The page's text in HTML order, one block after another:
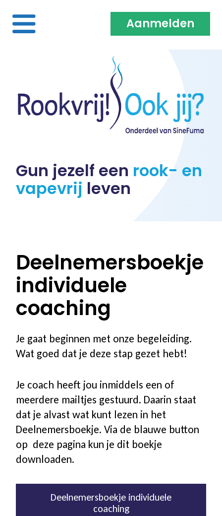
Home
Over ons
Medewerkers & Coaches
Heb je een klacht?
Ons programma
Stoppen met roken
Stoppen met vapen
Coaching in groepsverband
Coaching voor jongeren
Coaching in een andere taal
Coaching icm kinderwens | zwanger
Hulpmiddelen
Aanmelden
Gun jezelf een rook- en
vapevrij leven
Deelnemersboekje
individuele
coaching
Je gaat beginnen met onze begeleiding.
Wat goed dat je deze stap gezet hebt!
Je coach heeft jou inmiddels een of
meerdere mailtjes gestuurd. Daarin staat
dat je alvast wat kunt lezen in het
Deelnemersboekje. Via de blauwe button
op deze pagina kun je dit boekje
downloaden.
Deelnemersboekje individuele
coaching